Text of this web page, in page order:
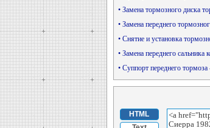
• Замена тормозного диска
• Замена переднего
• Снятие и установка
• Замена переднего сальника
• Суппорт переднего
HTML